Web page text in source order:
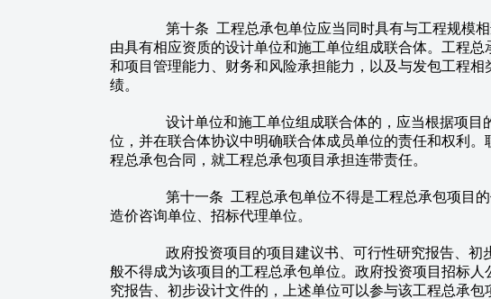
第十条 工程总承包单位应当同时具有与工程规模相
由具有相应资质的设计单位和施工单位组成联合体。工程
和项目管理能力、财务和风险承担能力，以及与发包工程
绩。
设计单位和施工单位组成联合体的，应当根据项目
位，并在联合体协议中明确联合体成员单位的责任和权利
程总承包合同，就工程总承包项目承担连带责任。
第十一条 工程总承包单位不得是工程总承包项目的
造价咨询单位、招标代理单位。
政府投资项目的项目建议书、可行性研究报告、初
般不得成为该项目的工程总承包单位。政府投资项目招标
究报告、初步设计文件的，上述单位可以参与该工程总承